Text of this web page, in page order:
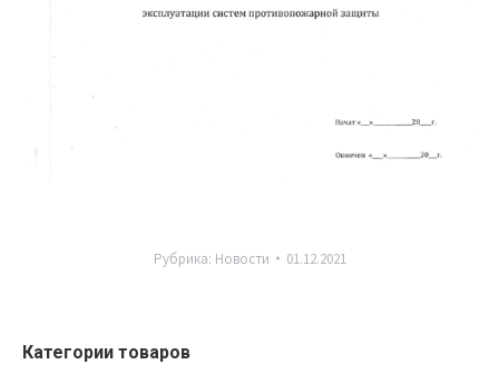
Рубрика: Новости 01.12.2021
Категории товаров